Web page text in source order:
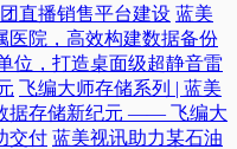
播销售平台建设 蓝美
医院，高效构建数据备份
位，打造桌面级超静音雷
飞编大师存储系列 | 蓝美
据存储新纪元 —— 飞编大
交付 蓝美视讯助力某石油